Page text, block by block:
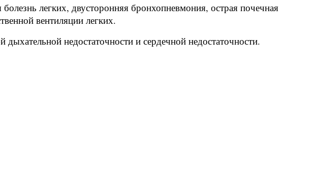
легких, двусторонняя бронхопневмония, острая почечная
вентиляции легких.
недостаточности и сердечной недостаточности.